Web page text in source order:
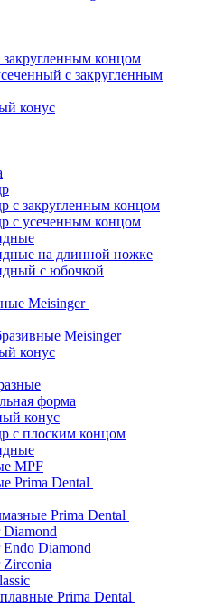
концом
c закругленным
конус
с закругленным концом
с усеченным концом
на длинной ножке
с юбочкой
Meisinger
Meisinger
конус
форма
конус
с плоским концом
MPF
Prima Dental
Prima Dental
Diamond
Endo Diamond
Zirconia
Prima Dental